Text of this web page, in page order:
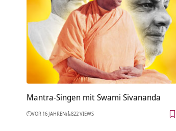
Mantra-Singen mit Swami Sivananda
VOR 16 JAHREN 822 VIEWS